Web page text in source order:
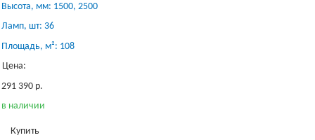
Высота, мм: 1500, 2500
Ламп, шт: 36
Площадь, м²: 108
Цена:
291 390 р.
в наличии
Купить